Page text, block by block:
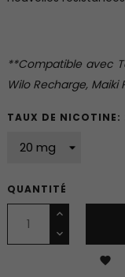
**Compatible avec
Wilo Recharge, Maiki
TAUX DE NICOTINE:
QUANTITÉ
